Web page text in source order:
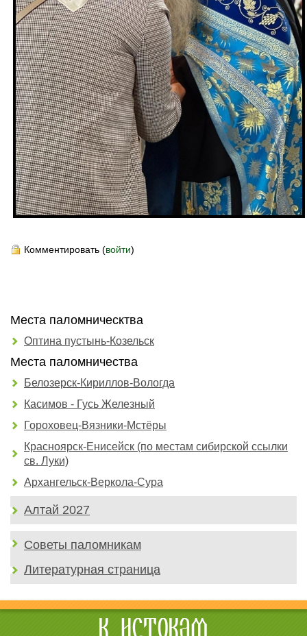
Комментировать (войти)
Места паломническтва
Оптина пустынь-Козельск
Места паломничества
Белозерск-Кириллов-Вологда
Касимов - Гусь Железный
Гороховец-Вязники-Мстёры
Красноярск-Енисейск (по местам сибирской ссылки
св. Луки)
Архангельск-Веркола-Сура
Алтай 2027
Советы паломникам
Литературная страница